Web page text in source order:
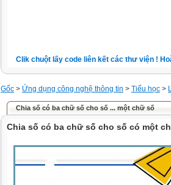
Clik chuột lấy code liên kết các thư viện !
Gốc > Ứng dụng công nghệ thông tin > Tiểu học >
Chia số có ba chữ số cho số ... một chữ số
Chia số có ba chữ số cho số có một